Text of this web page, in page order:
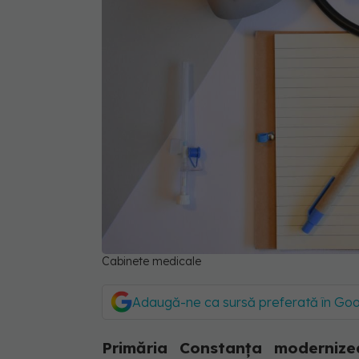
Cabinete medicale
Adaugă-ne ca sursă preferată în
Primăria Constanţa